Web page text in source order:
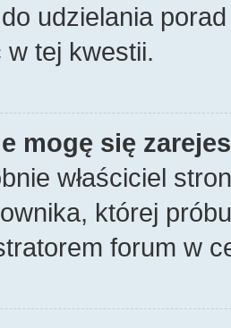
udzielania
tej kwestii.
mogę się
właściciel
której
forum w